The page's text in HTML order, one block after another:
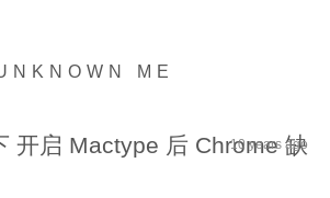
ME
开启 Mactype 后 Chrome 缺
10 years ago